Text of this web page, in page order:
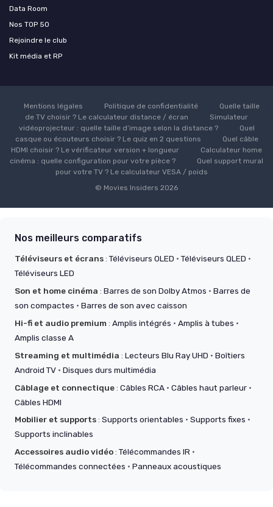
Data Room
Nos TOP 50
Rejoindre le club
Kit média et RP
Mentions légales Politique de confidentialité
Quelle taille
de TV choisir ? Le calculateur distance / écran
Simulateur
vidéoprojecteur : quelle taille d’image selon la distance ?
Quel
casque ou écouteurs choisir ? Le quiz en 2 questions
Quel câble
HDMI choisir ? Le vérificateur version + longueur
Calculateur home
cinéma : quelle configuration pour votre pièce ?
Quel support mural
pour votre TV ? Le calculateur VESA / poids
© Movies Insiders 2026
Nos meilleurs comparatifs
Téléviseurs et écrans:Téléviseurs OLED ·Téléviseurs QLED ·
Téléviseurs LED
Son et home cinéma : Barres de son Dolby Atmos · Barres de
son compactes · Barres de son avec caisson
Hi-fi et audio premium: Amplis intégrés · Amplis à tubes ·
Amplis classe A
Streaming et multimédia : Lecteurs Blu Ray UHD · Boîtiers
Android TV · Disques durs multimédia
Câblage et connectique: Câbles RCA · Câbles haut parleur ·
Câbles HDMI
Mobilier et supports: Supports orientables · Supports fixes ·
Supports inclinables
Accessoires audio vidéo:Télécommandes IR ·
Télécommandes connectées · Panneaux acoustiques